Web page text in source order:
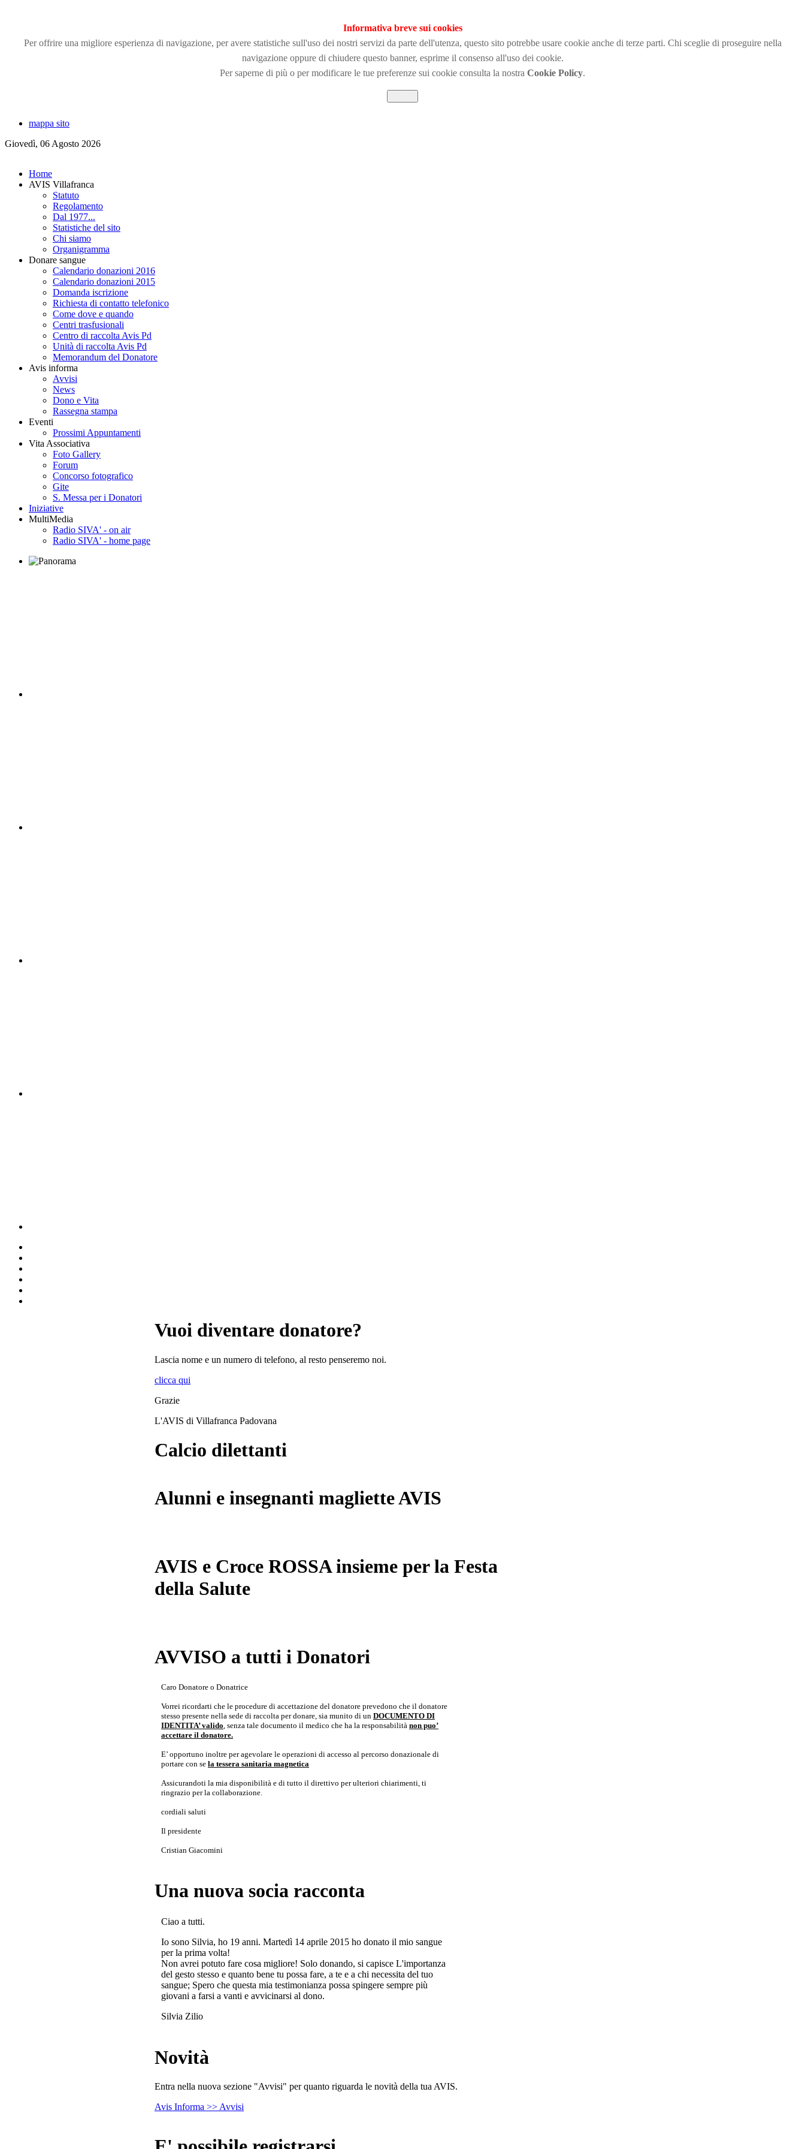
Informativa breve sui cookies
Per offrire una migliore esperienza di navigazione, per avere statistiche sull'uso dei nostri servizi da parte dell'utenza, questo sito potrebbe usare cookie anche di terze parti. Chi sceglie di proseguire nella
navigazione oppure di chiudere questo banner, esprime il consenso all'uso dei cookie.
Per saperne di più o per modificare le tue preferenze sui cookie consulta la nostra Cookie Policy.
mappa sito
Giovedì, 06 Agosto 2026
Home
AVIS Villafranca
Statuto
Regolamento
Dal 1977...
Statistiche del sito
Chi siamo
Organigramma
Donare sangue
Calendario donazioni 2016
Calendario donazioni 2015
Domanda iscrizione
Richiesta di contatto telefonico
Come dove e quando
Centri trasfusionali
Centro di raccolta Avis Pd
Unità di raccolta Avis Pd
Memorandum del Donatore
Avis informa
Avvisi
News
Dono e Vita
Rassegna stampa
Eventi
Prossimi Appuntamenti
Vita Associativa
Foto Gallery
Forum
Concorso fotografico
Gite
S. Messa per i Donatori
Iniziative
MultiMedia
Radio SIVA' - on air
Radio SIVA' - home page
Vuoi diventare donatore?
Lascia nome e un numero di telefono, al resto penseremo noi.
clicca qui
Grazie
L'AVIS di Villafranca Padovana
Calcio dilettanti
Alunni e insegnanti magliette AVIS
AVIS e Croce ROSSA insieme per la Festa
della Salute
AVVISO a tutti i Donatori
Caro Donatore o Donatrice
Vorrei ricordarti che le procedure di accettazione del donatore prevedono che il donatore
stesso presente nella sede di raccolta per donare, sia munito di un DOCUMENTO DI
IDENTITA’ valido, senza tale documento il medico che ha la responsabilità non puo’
accettare il donatore.
E’ opportuno inoltre per agevolare le operazioni di accesso al percorso donazionale di
portare con se la tessera sanitaria magnetica
Assicurandoti la mia disponibilità e di tutto il direttivo per ulteriori chiarimenti, ti
ringrazio per la collaborazione.
cordiali saluti
Il presidente
Cristian Giacomini
Una nuova socia racconta
Ciao a tutti.
Io sono Silvia, ho 19 anni. Martedì 14 aprile 2015 ho donato il mio sangue
per la prima volta!
Non avrei potuto fare cosa migliore! Solo donando, si capisce L'importanza
del gesto stesso e quanto bene tu possa fare, a te e a chi necessita del tuo
sangue; Spero che questa mia testimonianza possa spingere sempre più
giovani a farsi a vanti e avvicinarsi al dono.
Silvia Zilio
Novità
Entra nella nuova sezione "Avvisi" per quanto riguarda le novità della tua AVIS.
Avis Informa >> Avvisi